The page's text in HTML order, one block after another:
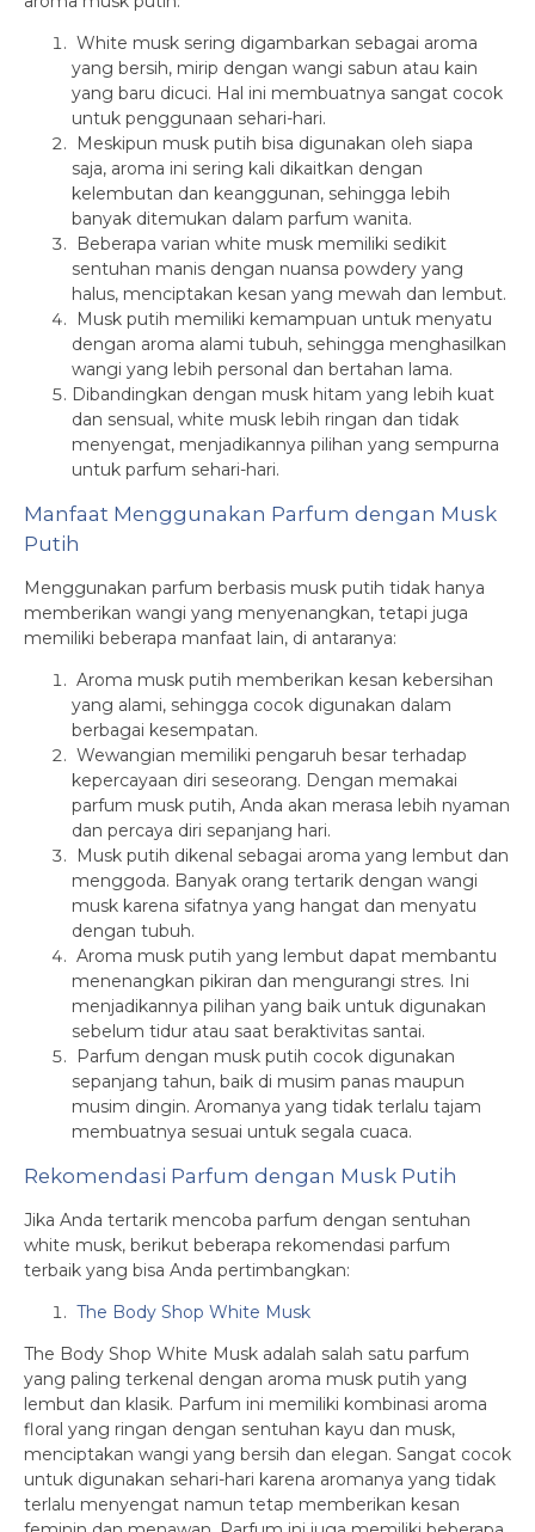
White musk sering digambarkan sebagai aroma
yang bersih, mirip dengan wangi sabun atau kain
yang baru dicuci. Hal ini membuatnya sangat cocok
untuk penggunaan sehari-hari.
Meskipun musk putih bisa digunakan oleh siapa
saja, aroma ini sering kali dikaitkan dengan
kelembutan dan keanggunan, sehingga lebih
banyak ditemukan dalam parfum wanita.
Beberapa varian white musk memiliki sedikit
sentuhan manis dengan nuansa powdery yang
halus, menciptakan kesan yang mewah dan lembut.
Musk putih memiliki kemampuan untuk menyatu
dengan aroma alami tubuh, sehingga menghasilkan
wangi yang lebih personal dan bertahan lama.
Dibandingkan dengan musk hitam yang lebih kuat
dan sensual, white musk lebih ringan dan tidak
menyengat, menjadikannya pilihan yang sempurna
untuk parfum sehari-hari.
Manfaat Menggunakan Parfum dengan Musk
Putih
Menggunakan parfum berbasis musk putih tidak hanya
memberikan wangi yang menyenangkan, tetapi juga
memiliki beberapa manfaat lain, di antaranya:
Aroma musk putih memberikan kesan kebersihan
yang alami, sehingga cocok digunakan dalam
berbagai kesempatan.
Wewangian memiliki pengaruh besar terhadap
kepercayaan diri seseorang. Dengan memakai
parfum musk putih, Anda akan merasa lebih nyaman
dan percaya diri sepanjang hari.
Musk putih dikenal sebagai aroma yang lembut dan
menggoda. Banyak orang tertarik dengan wangi
musk karena sifatnya yang hangat dan menyatu
dengan tubuh.
Aroma musk putih yang lembut dapat membantu
menenangkan pikiran dan mengurangi stres. Ini
menjadikannya pilihan yang baik untuk digunakan
sebelum tidur atau saat beraktivitas santai.
Parfum dengan musk putih cocok digunakan
sepanjang tahun, baik di musim panas maupun
musim dingin. Aromanya yang tidak terlalu tajam
membuatnya sesuai untuk segala cuaca.
Rekomendasi Parfum dengan Musk Putih
Jika Anda tertarik mencoba parfum dengan sentuhan
white musk, berikut beberapa rekomendasi parfum
terbaik yang bisa Anda pertimbangkan:
The Body Shop White Musk
The Body Shop White Musk adalah salah satu parfum
yang paling terkenal dengan aroma musk putih yang
lembut dan klasik. Parfum ini memiliki kombinasi aroma
floral yang ringan dengan sentuhan kayu dan musk,
menciptakan wangi yang bersih dan elegan. Sangat cocok
untuk digunakan sehari-hari karena aromanya yang tidak
terlalu menyengat namun tetap memberikan kesan